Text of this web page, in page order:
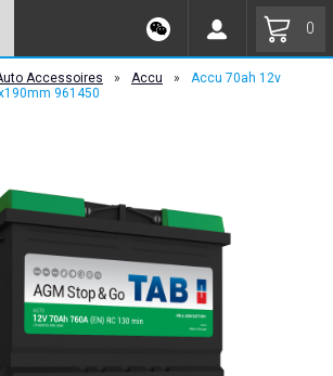
0
Accessoires » Accu »
Accu 70ah 12v
961450